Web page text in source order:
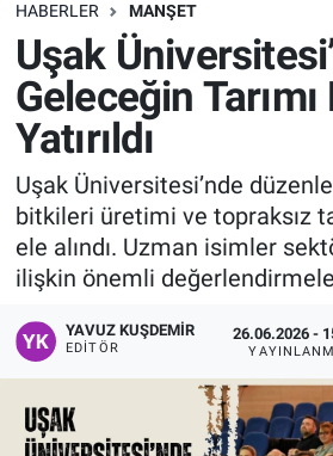
HABERLER MANŞET
Uşak
Geleceğin
Yatırıldı
Uşak Üniversitesi’nde
bitkileri üretimi ve topraksız
ele alındı. Uzman isimler
ilişkin önemli
YAVUZ KUŞDEMIR
EDITÖR
26.06.2026 -
Köşe Yazarları
Kültür Sanat
Manşet
Resmi İlanlar
Sağlık
Son Dakika
Spor
Uşak Haberleri